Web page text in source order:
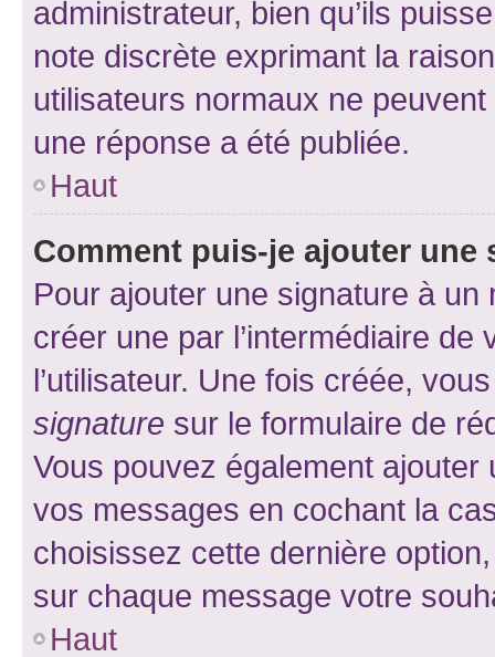
administrateur, bien qu’ils
note discrète exprimant la
utilisateurs normaux ne
une réponse a été publiée.
Haut
Comment puis-je ajouter une
Pour ajouter une signature à un
créer une par l’intermédiaire
l’utilisateur. Une fois créée,
signature sur le formulaire de
Vous pouvez également
vos messages en cochant la
choisissez cette dernière
sur chaque message votre
Haut